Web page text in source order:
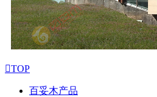
TOP
百妥木产品